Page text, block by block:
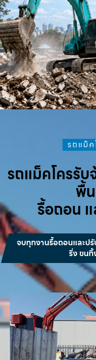
รถแม็
รถแม็คโครรับ
พื้
รื้อถอน
จบทุกงานรื้อถอนและป
ริ่ง ขนทิ้